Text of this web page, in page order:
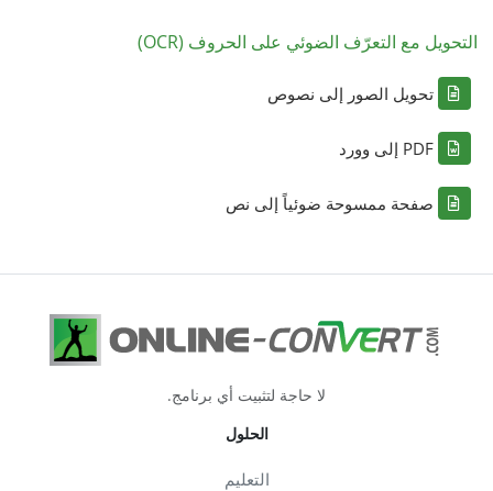
التحويل مع التعرّف الضوئي على الحروف (OCR)
تحويل الصور إلى نصوص
PDF إلى وورد
صفحة ممسوحة ضوئياً إلى نص
لا حاجة لتثبيت أي برنامج.
الحلول
التعليم